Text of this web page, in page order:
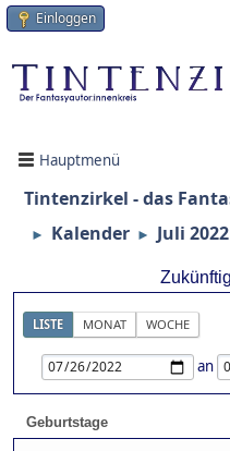
Einloggen
Hauptmenü
Tintenzirkel - das
► Kalender ► Juli 2022
LISTE MONAT WOCHE
an
Geburtstage